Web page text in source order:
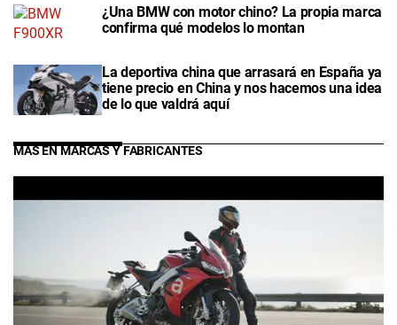
¿Una BMW con motor chino? La propia marca
confirma qué modelos lo montan
La deportiva china que arrasará en España ya
tiene precio en China y nos hacemos una idea
de lo que valdrá aquí
MÁS EN MARCAS Y FABRICANTES